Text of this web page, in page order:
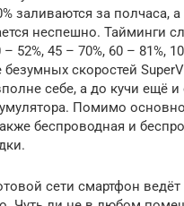
заливаются за полчаса, а
неспешно. Тайминги
52%, 45 – 70%, 60 – 81%,
скоростей
себе, а до кучи ещё
Помимо
беспроводная и
сети смартфон ведёт